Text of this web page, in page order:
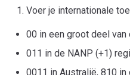
Voer je internationale
00 in een groot deel van
011 in de NANP (+1)
0011 in Australië, 810 in